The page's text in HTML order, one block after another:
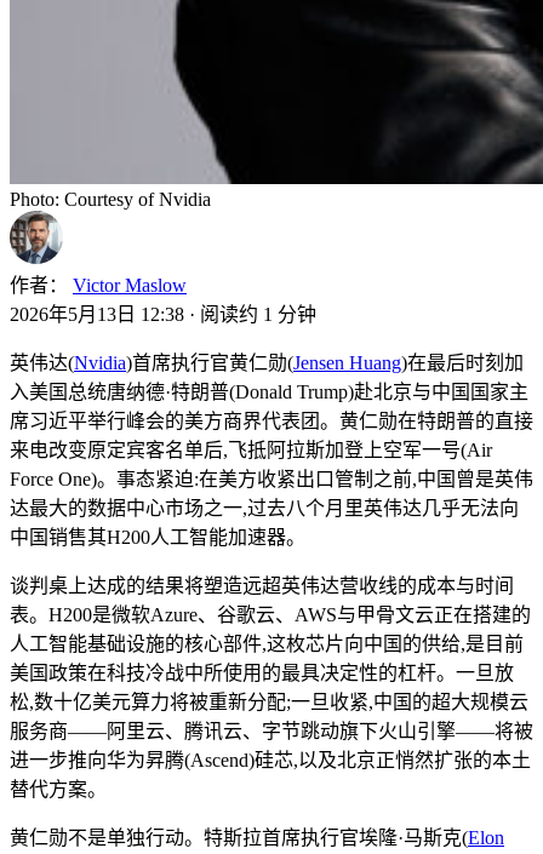
Photo: Courtesy of Nvidia
作者：
Victor Maslow
2026年5月13日 12:38 · 阅读约 1 分钟
英伟达(Nvidia)首席执行官黄仁勋(Jensen Huang)在最后时刻加
入美国总统唐纳德·特朗普(Donald Trump)赴北京与中国国家主
席习近平举行峰会的美方商界代表团。黄仁勋在特朗普的直接
来电改变原定宾客名单后,飞抵阿拉斯加登上空军一号(Air
Force One)。事态紧迫:在美方收紧出口管制之前,中国曾是英伟
达最大的数据中心市场之一,过去八个月里英伟达几乎无法向
中国销售其H200人工智能加速器。
谈判桌上达成的结果将塑造远超英伟达营收线的成本与时间
表。H200是微软Azure、谷歌云、AWS与甲骨文云正在搭建的
人工智能基础设施的核心部件,这枚芯片向中国的供给,是目前
美国政策在科技冷战中所使用的最具决定性的杠杆。一旦放
松,数十亿美元算力将被重新分配;一旦收紧,中国的超大规模云
服务商——阿里云、腾讯云、字节跳动旗下火山引擎——将被
进一步推向华为昇腾(Ascend)硅芯,以及北京正悄然扩张的本土
替代方案。
黄仁勋不是单独行动。特斯拉首席执行官埃隆·马斯克(Elon